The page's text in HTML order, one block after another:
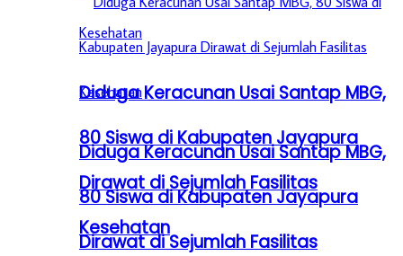
Diduga Keracunan Usai Santap MBG,
80 Siswa di Kabupaten Jayapura
Dirawat di Sejumlah Fasilitas
Kesehatan
Diduga Keracunan Usai Santap MBG,
80 Siswa di Kabupaten Jayapura
Dirawat di Sejumlah Fasilitas